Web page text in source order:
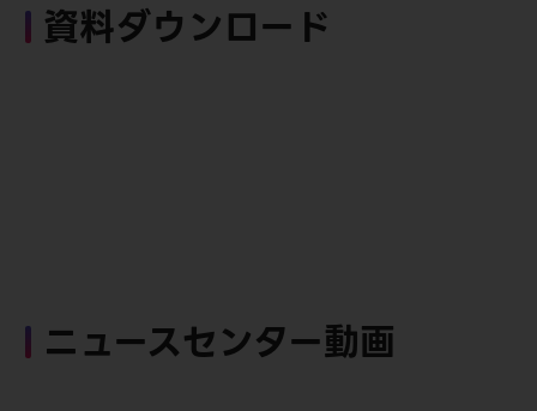
資料ダウンロード
ニュースセンター動画